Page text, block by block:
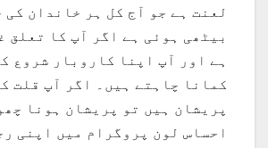
لعنت ہے جو آج کل ہر خاندان کی
بیٹھی ہوئی ہے اگر آپ کا تعلق
ہے اور آپ اپنا کاروبار شروع
کمانا چاہتے ہیں۔ اگر آپ قلت
پریشان ہیں تو پریشان ہونا
احساس لون پروگرام میں اپنی